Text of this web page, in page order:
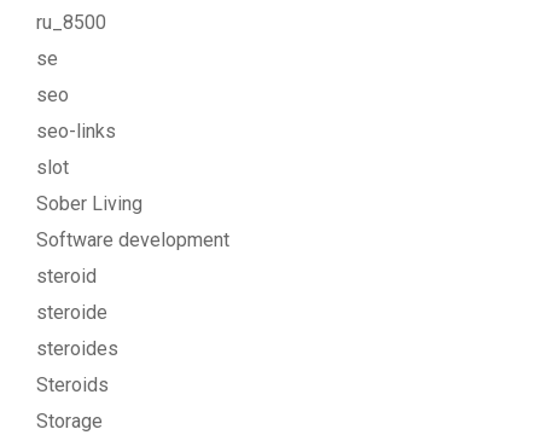
ru_8500
se
seo
seo-links
slot
Sober Living
Software development
steroid
steroide
steroides
Steroids
Storage